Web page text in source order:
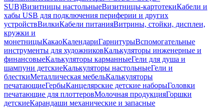
SUB)Визитницы настольныеВизитницы-картотекиКабели и
хабы USB для подключения периферии и других
устройствВилкиКабели питанияВитрины, стойки, дисплеи,
кружки и
монетницыКакаоКалендариГарнитурыВспомогательные
инструменты для художниковКалькуляторы инженерные и
финансовыеКалькуляторы карманныеГели для душа и
шампуни детскиеКалькуляторы настольныеГели и
блесткиМеталлическая мебельКалькуляторы
печатающиеГербыКанцелярские детские наборыГоловки
печатающие для плоттеровМолочная продукцияГоршки
детскиеКарандаши механические и запасные